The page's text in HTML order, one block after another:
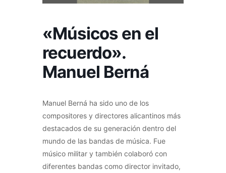
«Músicos en el
recuerdo».
Manuel Berná
Manuel Berná ha sido uno de los
compositores y directores alicantinos más
destacados de su generación dentro del
mundo de las bandas de música. Fue
músico militar y también colaboró con
diferentes bandas como director invitado,